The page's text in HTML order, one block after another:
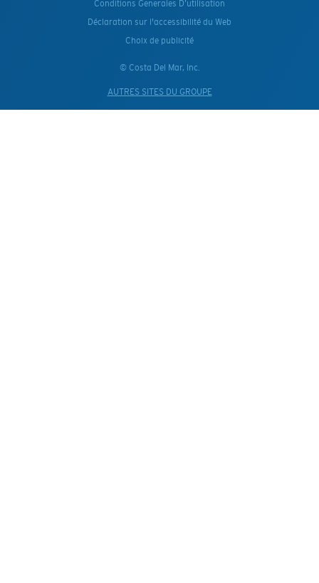
Conditions Generales D’utilisation
Déclaration sur l'accessibilité du Web
Choix de publicité
© Costa Del Mar, Inc.
AUTRES SITES DU GROUPE